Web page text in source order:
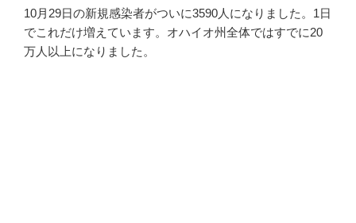
10月29日の新規感染者がついに3590人になりました。1日
でこれだけ増えています。オハイオ州全体ではすでに20
万人以上になりました。